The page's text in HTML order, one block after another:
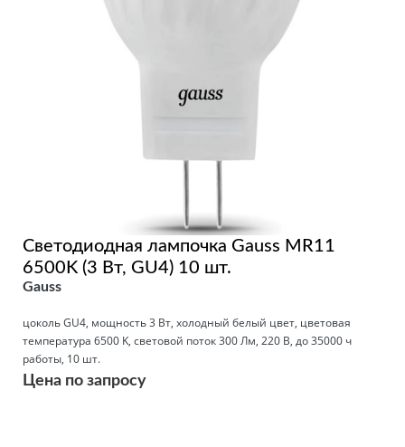
Светодиодная лампочка Gauss MR11
6500K (3 Вт, GU4) 10 шт.
Gauss
цоколь GU4, мощность 3 Вт, холодный белый цвет, цветовая
температура 6500 K, световой поток 300 Лм, 220 В, до 35000 ч
работы, 10 шт.
Цена по запросу